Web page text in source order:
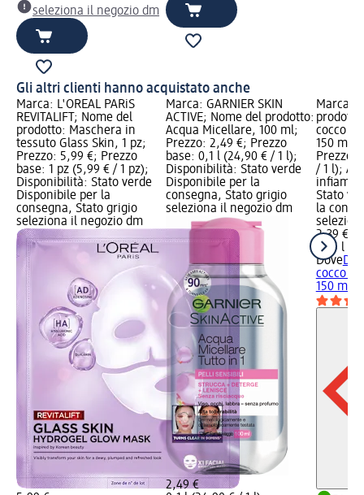
seleziona il negozio dm
Gli altri clienti hanno acquistato anche
Marca: L'ORÉAL PARiS
REVITALIFT; Nome del
prodotto: Maschera in
tessuto Glass Skin, 1 pz;
Prezzo: 5,99 €; Prezzo
base: 1 pz (5,99 € / 1 pz);
Disponibilità: Stato verde
Disponibile per la
consegna, Stato grigio
seleziona il negozio dm
Marca: GARNIER SKIN
ACTIVE; Nome del prodotto:
Acqua Micellare, 100 ml;
Prezzo: 2,49 €; Prezzo
base: 0,1 l (24,90 € / 1 l);
Disponibilità: Stato verde
Disponibile per la
consegna, Stato grigio
seleziona il negozio dm
2,49 €
Marca:
cocco e
150 ml;
Prezzo
/ 1 l);
Stato
la
2,39 €
0,15 l
Dove
cocco e
150 ml